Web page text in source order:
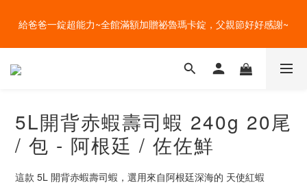
吃菜~
給爸爸一錠超能力~全館滿額加贈祕魯瑪卡錠，父親節好好感謝~
盛夏的餐桌，一定少不了美蔬菜的清爽~ A+B 送購物金🎁一起好好
5L開背赤蝦壽司蝦 240g 20尾
/ 包 - 阿根廷 / 佐佐鮮
這款 5L 開背赤蝦壽司蝦，選用來自阿根廷深海的 天使紅蝦